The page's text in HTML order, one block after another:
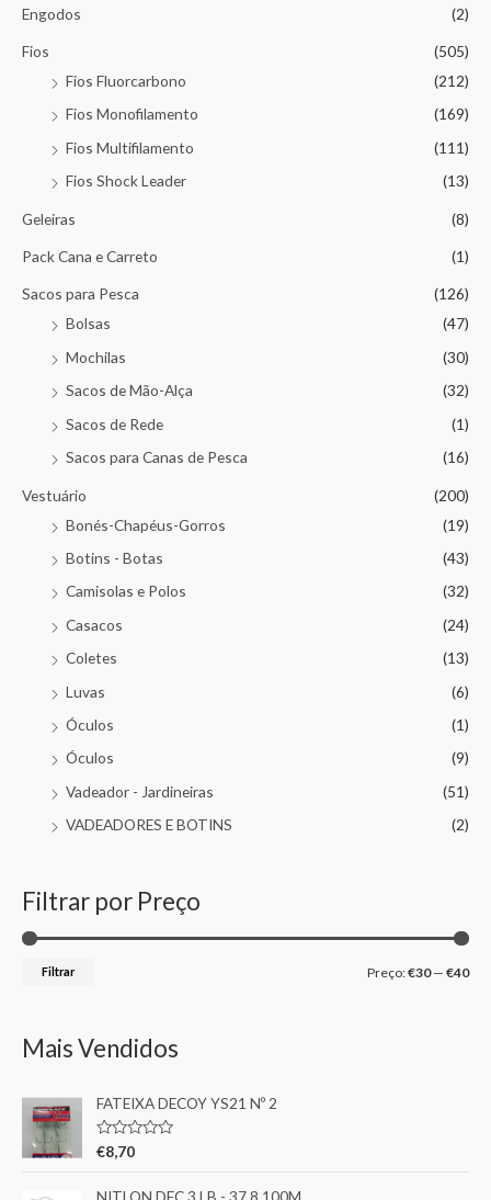
Engodos (2)
Fios
(505)
Fios Fluorcarbono
(212)
Fios Monofilamento
(169)
Fios Multifilamento
(111)
Fios Shock Leader
(13)
Geleiras (8)
Pack Cana e Carreto (1)
Sacos para Pesca
(126)
Bolsas
(47)
Mochilas
(30)
Sacos de Mão-Alça
(32)
Sacos de Rede
(1)
Sacos para Canas de Pesca
(16)
Vestuário
(200)
Bonés-Chapéus-Gorros
(19)
Botins - Botas
(43)
Camisolas e Polos
(32)
Casacos
(24)
Coletes
(13)
Luvas
(6)
Óculos
(1)
Óculos
(9)
Vadeador - Jardineiras
(51)
VADEADORES E BOTINS
(2)
Filtrar por Preço
Filtrar Preço:€30— €40
Mais Vendidos
FATEIXA DECOY YS21 Nº 2
A
l
€8,70
NITLON DFC 3 LB - 37.8 100M